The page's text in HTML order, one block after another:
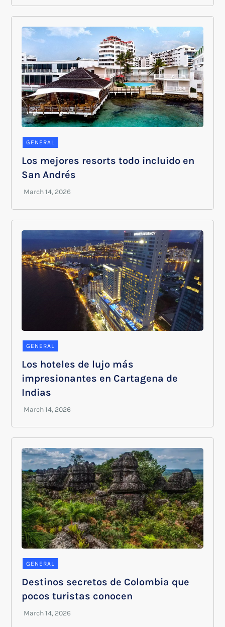
GENERAL
Los mejores resorts todo incluido en
San Andrés
GENERAL
Los hoteles de lujo más
impresionantes en Cartagena de
Indias
GENERAL
Destinos secretos de Colombia que
pocos turistas conocen